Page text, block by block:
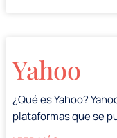
Yahoo
¿Qué es Yahoo?
plataformas que se